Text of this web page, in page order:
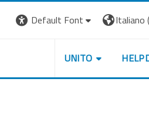
Default Font
Italiano
UNITO